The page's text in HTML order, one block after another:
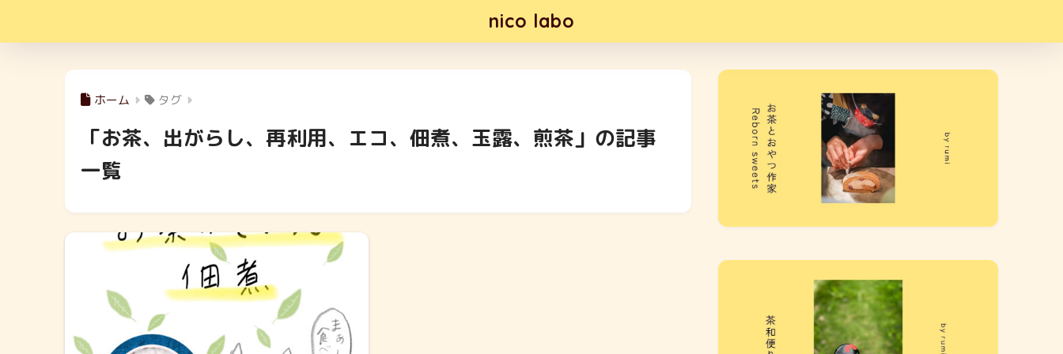
nico labo
ホーム タグ
「お茶、出がらし、再利用、エコ、佃煮、玉露、煎茶」の記事
一覧